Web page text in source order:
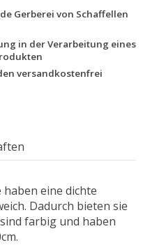
Gerberei von Schaffellen
in der Verarbeitung eines
versandkostenfrei
haben eine dichte
Dadurch bieten sie
farbig und haben